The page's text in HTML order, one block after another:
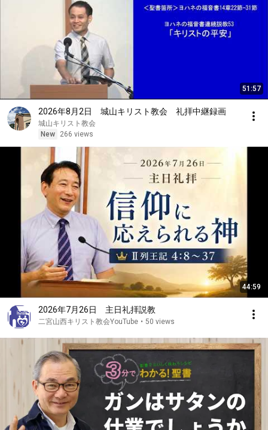
51:57
2026年8月2日 城山キリスト教会 礼拝中継録画
城山キリスト教会
New
266 views
44:59
2026年7月26日 主日礼拝説教
二宮山西キリスト教会YouTube • 50 views